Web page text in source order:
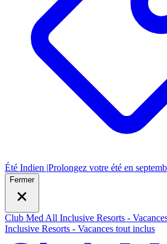
Été Indien |Prolongez votre été en
Fermer
Club Med All Inclusive Resorts -
Inclusive Resorts - Vacances tout inclus